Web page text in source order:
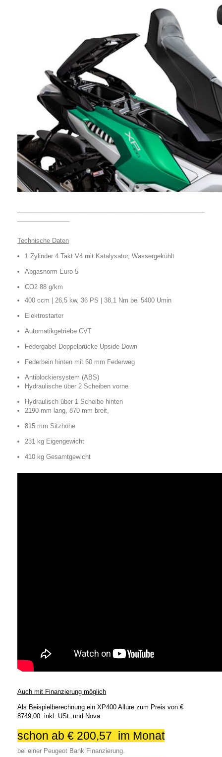
Technische Daten
1 Zylinder 4 Takt V4 mit Katalysator, Wassergekühlt
Abgasnorm Euro 5
CO2 88 g/km
400 ccm | 26,5 kw, 36 PS | 38,1 Nm bei 5400 Umin
Elektrostarter
Automatikgetriebe CVT
Federgabel Doppelbrücke Upside Down
Federbein hinten mit 60 mm Federweg
Antiblockiersystem (ABS)
Hydraulische über 2 Scheiben vorne
Hydraulisch über 1 Scheibe hinten
2190 mm lang, 870 mm breit,
815 mm Sitzhöhe
231 kg Eigengewicht
410 kg Gesamtgewicht
Auch mit Finanzierung möglich
Als Beispielberechnung ein XP400 Allure zum Preis von €
8749,00. inkl. USt. und Nova
schon ab € 200,57 im Monat
bei einer Peugeot Bank Finanzierung.